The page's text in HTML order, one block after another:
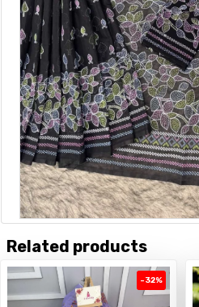
Related products
-32%